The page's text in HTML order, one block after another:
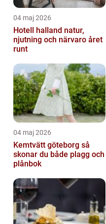
04 maj 2026
Hotell halland natur,
njutning och närvaro året
runt
04 maj 2026
Kemtvätt göteborg så
skonar du både plagg och
plånbok